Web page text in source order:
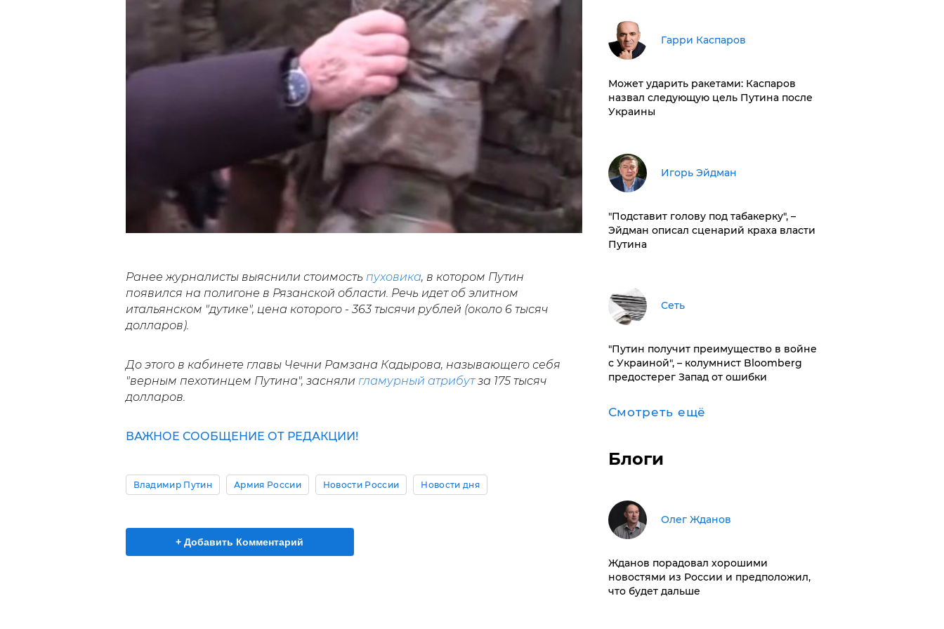
Ранее журналисты выяснили стоимость пуховика, в котором Путин
появился на полигоне в Рязанской области. Речь идет об элитном
итальянском "дутике", цена которого - 363 тысячи рублей (около 6 тысяч
долларов).
До этого в кабинете главы Чечни Рамзана Кадырова, называющего себя
"верным пехотинцем Путина", засняли гламурный атрибутза 175 тысяч
долларов.
ВАЖНОЕ СООБЩЕНИЕ ОТ РЕДАКЦИИ!
Владимир Путин Армия России Новости России Новости дня
+ Добавить Комментарий
Гарри Каспаров
Может ударить ракетами: Каспаров
назвал следующую цель Путина после
Украины
Игорь Эйдман
​"Подставит голову под табакерку", –
Эйдман описал сценарий краха власти
Путина
Сеть
"Путин получит преимущество в войне
с Украиной", – колумнист Bloomberg
предостерег Запад от ошибки
Смотреть ещё
Блоги
Олег Жданов
Жданов порадовал хорошими
новостями из России и предположил,
что будет дальше